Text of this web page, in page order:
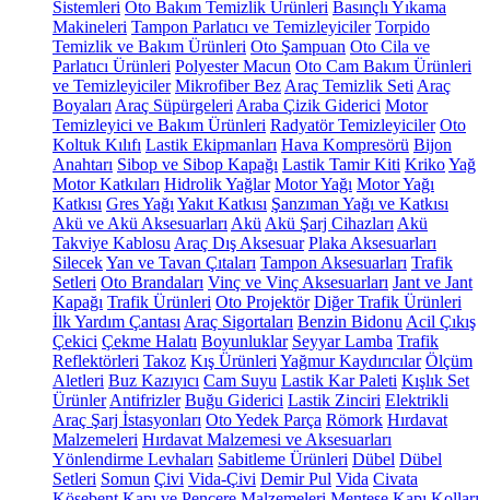
Sistemleri Oto Bakım Temizlik Ürünleri Basınçlı Yıkama
Makineleri Tampon Parlatıcı ve Temizleyiciler Torpido
Temizlik ve Bakım Ürünleri Oto Şampuan Oto Cila ve
Parlatıcı Ürünleri Polyester Macun Oto Cam Bakım Ürünleri
ve Temizleyiciler Mikrofiber Bez Araç Temizlik Seti Araç
Boyaları Araç Süpürgeleri Araba Çizik Giderici Motor
Temizleyici ve Bakım Ürünleri Radyatör Temizleyiciler Oto
Koltuk Kılıfı Lastik Ekipmanları Hava Kompresörü Bijon
Anahtarı Sibop ve Sibop Kapağı Lastik Tamir Kiti KrikoYağ
Motor Katkıları Hidrolik Yağlar Motor Yağı Motor Yağı
Katkısı Gres Yağı Yakıt Katkısı Şanzıman Yağı ve Katkısı
Akü ve Akü Aksesuarları Akü Akü Şarj Cihazları Akü
Takviye Kablosu Araç Dış Aksesuar Plaka Aksesuarları
SilecekYan ve Tavan Çıtaları Tampon Aksesuarları Trafik
Setleri Oto Brandaları Vinç ve Vinç Aksesuarları Jant ve Jant
Kapağı Trafik Ürünleri Oto Projektör Diğer Trafik Ürünleri
İlk Yardım Çantası Araç Sigortaları Benzin Bidonu Acil Çıkış
Çekici Çekme Halatı Boyunluklar Seyyar Lamba Trafik
Reflektörleri Takoz Kış Ürünleri Yağmur Kaydırıcılar Ölçüm
Aletleri Buz Kazıyıcı Cam Suyu Lastik Kar Paleti Kışlık Set
Ürünler Antifrizler Buğu Giderici Lastik Zinciri Elektrikli
Araç Şarj İstasyonları Oto Yedek Parça Römork Hırdavat
Malzemeleri Hırdavat Malzemesi ve Aksesuarları
Yönlendirme Levhaları Sabitleme Ürünleri Dübel Dübel
Setleri Somun Çivi Vida-Çivi Demir Pul Vida Civata